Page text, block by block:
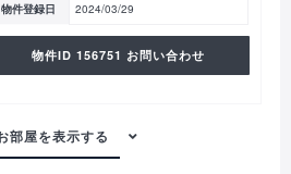
物件登録日 2024/03/29
物件ID 156751 お問い合わせ